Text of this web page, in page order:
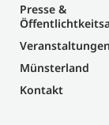
Presse &
Veranstaltungen
Münsterland
Kontakt